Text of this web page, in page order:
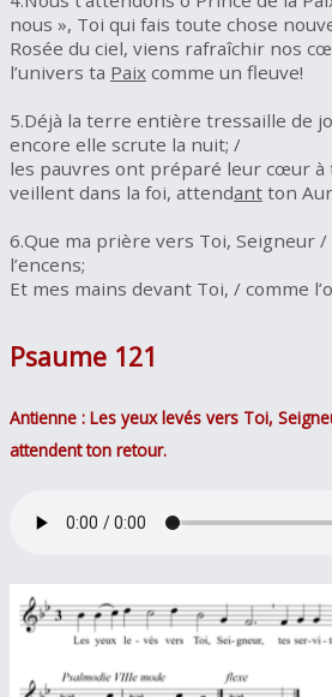
nous », Toi qui fais toute chose
Rosée du ciel, viens rafraîchir nos
l’univers ta Paix comme un fleuve!
5.Déjà la terre entière tressaille de
encore elle scrute la nuit; /
les pauvres ont préparé leur cœur à
veillent dans la foi, attendant ton
6.Que ma prière vers Toi, Seigneur /
l’encens;
Et mes mains devant Toi, / comme
Psaume 121
Antienne : Les yeux levés vers Toi,
attendent ton retour.